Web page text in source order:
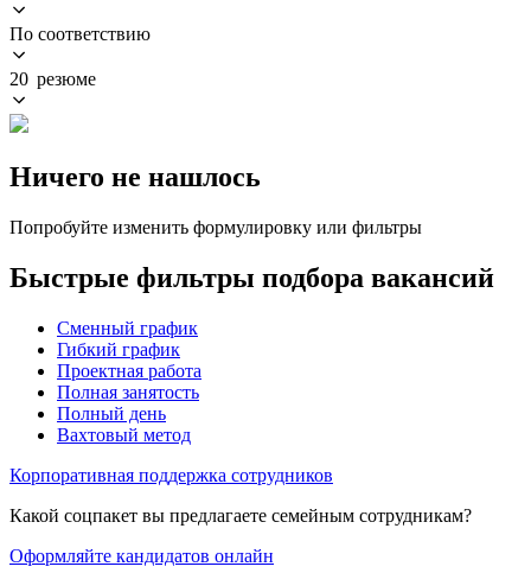
По соответствию
20 резюме
Ничего не нашлось
Попробуйте изменить формулировку или фильтры
Быстрые фильтры подбора вакансий
Сменный график
Гибкий график
Проектная работа
Полная занятость
Полный день
Вахтовый метод
Корпоративная поддержка сотрудников
Какой соцпакет вы предлагаете семейным сотрудникам?
Оформляйте кандидатов онлайн